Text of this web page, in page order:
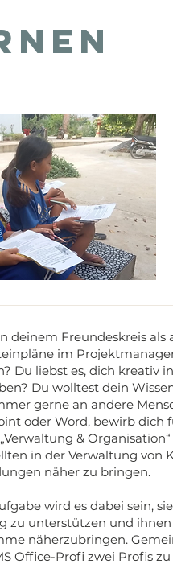
deinem Freundeskreis
im
Du liebst es, dich kreativ
Du wolltest dein
gerne an andere
oder Word, bewirb dich
&
in der Verwaltung von
näher zu bringen.
wird es dabei sein,
zu unterstützen und
näherzubringen.
Office-Profi zwei Profis